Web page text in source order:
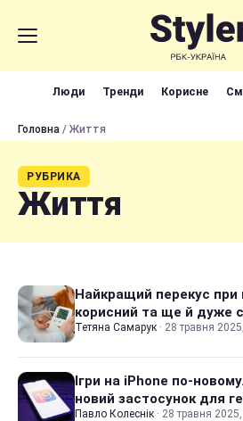
Люди Тренди Корисне
Головна / Життя
РУБРИКА
Життя
Найкращий перекус при
корисний та ще й дуже
Тетяна Самарук · 28 травня
Ігри на iPhone по-
новий застосунок для
Павло Колеснік · 28 травня